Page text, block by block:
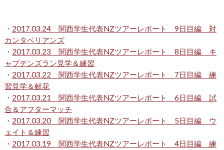
・ 2017.03.24 関西学生代表NZツアーレポート 9日目編 対
カンタベリアンズ
・ 2017.03.23 関西学生代表NZツアーレポート 8日目編 キ
ャプテンズラン見学＆練習
・ 2017.03.22 関西学生代表NZツアーレポート 7日目編 練
習見学＆献花
・ 2017.03.21 関西学生代表NZツアーレポート 6日目編 試
合＆アフターマッチ
・ 2017.03.20 関西学生代表NZツアーレポート 5日目編 ウ
ェイト＆練習
・ 2017.03.19 関西学生代表NZツアーレポート 4日目編 練